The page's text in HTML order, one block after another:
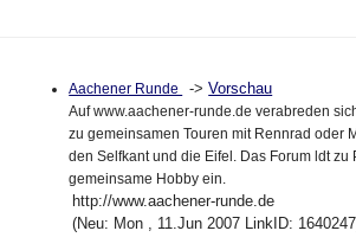
Aachener Runde ->Vorschau
Auf www.aachener-runde.de verabreden
zu gemeinsamen Touren mit Rennrad oder
den Selfkant und die Eifel. Das Forum ldt
gemeinsame Hobby ein.
http://www.aachener-runde.de
(Neu: Mon , 11.Jun 2007 LinkID: